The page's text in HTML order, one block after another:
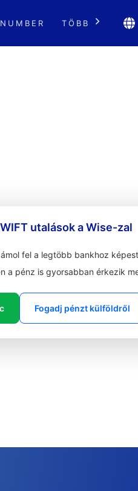
TÖBB
utalások a Wise-zal
fel a legtöbb bankhoz
a pénz is gyorsabban érkezik
Fogadj pénzt külföldről